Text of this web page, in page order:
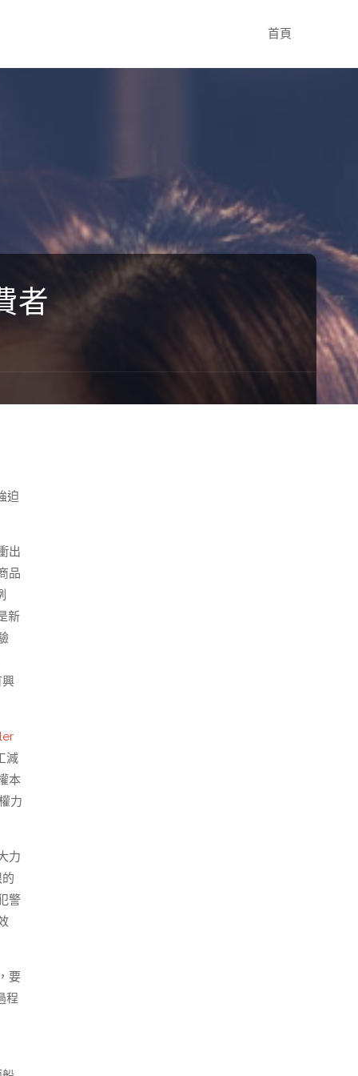
首頁
者
迫
出
品
新
興
減
本
力
力
警
要
程